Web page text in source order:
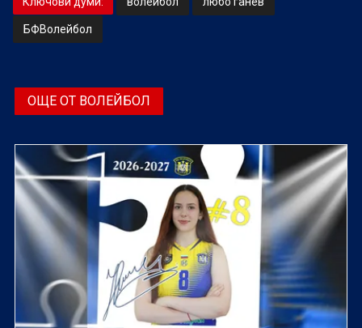
БФВолейбол
ОЩЕ ОТ ВОЛЕЙБОЛ